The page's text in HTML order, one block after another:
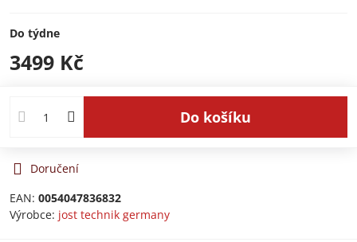
Do týdne
3499 Kč
Do košíku
Doručení
EAN: 0054047836832
Výrobce: jost technik germany